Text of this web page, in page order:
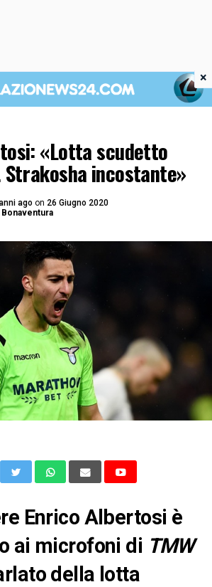
«Lotta scudetto
incostante»
ago on 26 Giugno 2020
Bonaventura
Enrico Albertosi è
ai microfoni di TMW
della lotta
×